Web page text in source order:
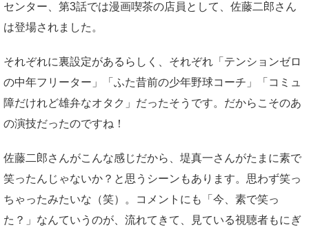
センター、第3話では漫画喫茶の店員として、佐藤二郎さん
は登場されました。
それぞれに裏設定があるらしく、それぞれ「テンションゼロ
の中年フリーター」「ふた昔前の少年野球コーチ」「コミュ
障だけれど雄弁なオタク」だったそうです。だからこそのあ
の演技だったのですね！
佐藤二郎さんがこんな感じだから、堤真一さんがたまに素で
笑ったんじゃないか？と思うシーンもあります。思わず笑っ
ちゃったみたいな（笑）。コメントにも「今、素で笑っ
た？」なんていうのが、流れてきて、見ている視聴者もにぎ